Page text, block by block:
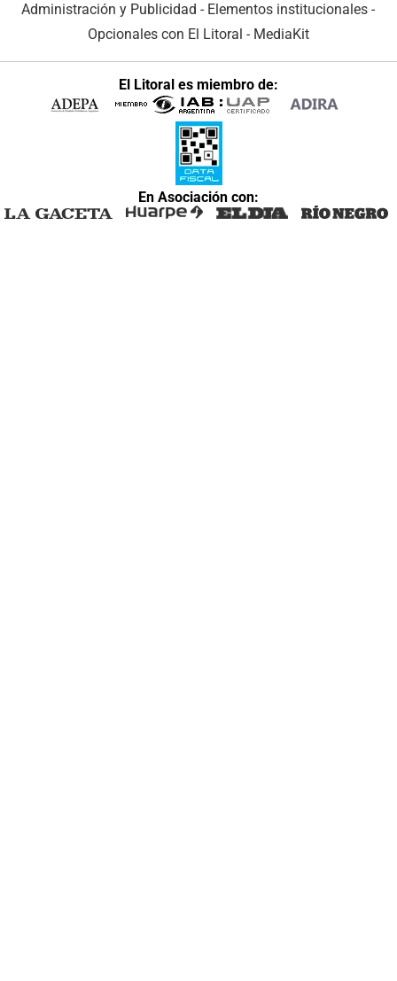
Administración y Publicidad - Elementos institucionales -
Opcionales con El Litoral - MediaKit
El Litoral es miembro de:
En Asociación con: